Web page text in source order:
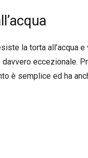
la torta all’acqua
davvero eccezionale.
è semplice ed ha